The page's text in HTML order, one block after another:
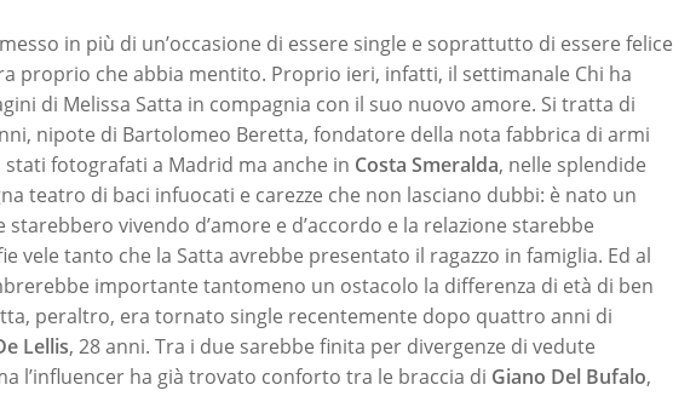
in più di un’occasione di essere single e soprattutto di essere felice
proprio che abbia mentito. Proprio ieri, infatti, il settimanale Chi ha
di Melissa Satta in compagnia con il suo nuovo amore. Si tratta di
nipote di Bartolomeo Beretta, fondatore della nota fabbrica di armi
stati fotografati a Madrid ma anche in Costa Smeralda, nelle splendide
teatro di baci infuocati e carezze che non lasciano dubbi: è nato un
starebbero vivendo d’amore e d’accordo e la relazione starebbe
vele tanto che la Satta avrebbe presentato il ragazzo in famiglia. Ed al
importante tantomeno un ostacolo la differenza di età di ben
peraltro, era tornato single recentemente dopo quattro anni di
Lellis, 28 anni. Tra i due sarebbe finita per divergenze di vedute
l’influencer ha già trovato conforto tra le braccia di Giano Del Bufalo,